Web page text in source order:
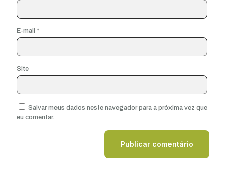
E-mail *
Site
Salvar meus dados neste navegador para a próxima vez que
eu comentar.